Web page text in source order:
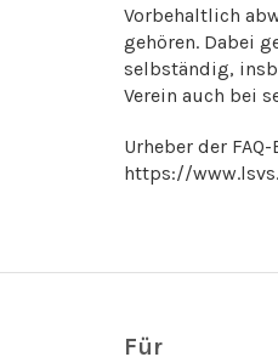
Vorbehaltlich
gehören. Dabei
selbständig,
Verein auch bei
Urheber der
https://
Für